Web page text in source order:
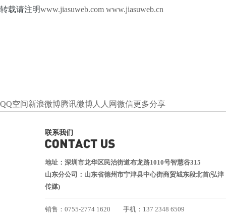
转载请注明www.jiasuweb.com www.jiasuweb.cn
QQ空间新浪微博腾讯微博 人人网微信更多分享
联系我们
地址：深圳市龙华区民治街道布龙路1010号智慧谷315
山东分公司：山东省德州市宁津县中心街商贸城东段北首(弘津
传媒)
销售：0755-2774 1620
手机：137 2348 6509